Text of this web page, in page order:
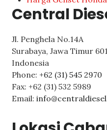
Central
Jl. Penghela No.14A
Surabaya, Jawa Timur
Indonesia
Phone: +62 (31) 545 2970
Fax: +62 (31) 532 5989
Email: